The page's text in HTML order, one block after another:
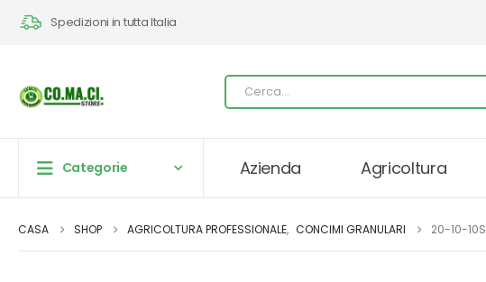
Spedizioni in tutta Italia
Categorie Azienda Agricoltura
CASA SHOP AGRICOLTURA PROFESSIONALE, CONCIMI GRANULARI 20-10-10S